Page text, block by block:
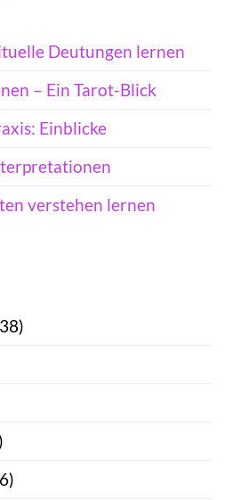
Deutungen lernen
– Ein Tarot-Blick
Einblicke
verstehen lernen